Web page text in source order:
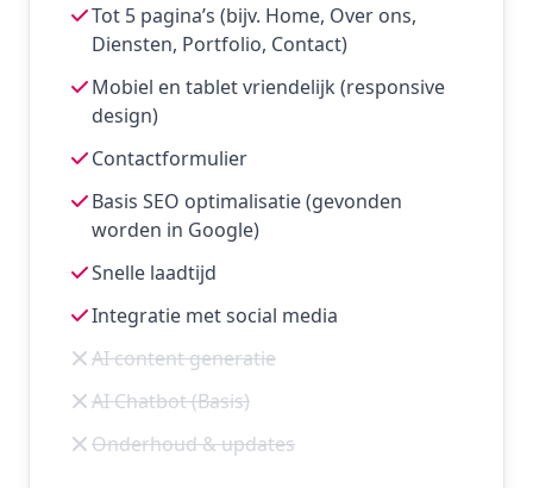
Tot 5 pagina’s (bijv. Home, Over ons,
Diensten, Portfolio, Contact)
Mobiel en tablet vriendelijk (responsive
design)
Contactformulier
Basis SEO optimalisatie (gevonden
worden in Google)
Snelle laadtijd
Integratie met social media
AI content generatie
AI Chatbot (Basis)
Onderhoud & updates